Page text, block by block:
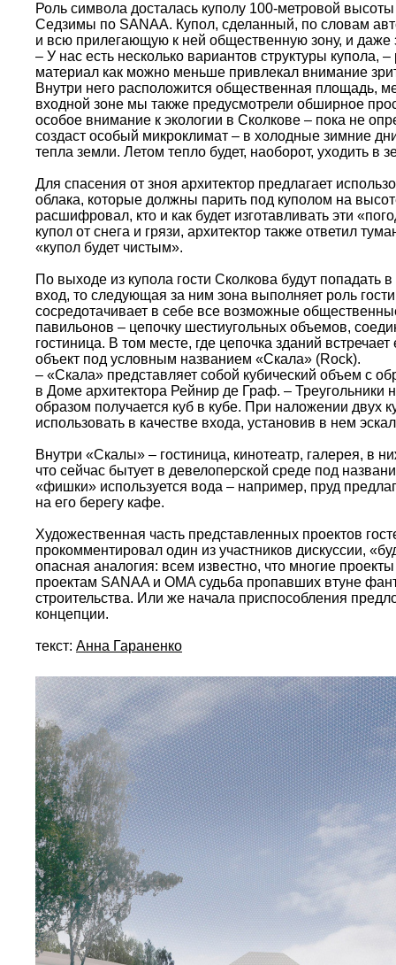
Роль символа досталась куполу 100-метровой
Седзимы по SANAA. Купол, сделанный, по словам
и всю прилегающую к ней общественную зону, и
– У нас есть несколько вариантов структуры
материал как можно меньше привлекал внимание
Внутри него расположится общественная площадь,
входной зоне мы также предусмотрели обширное
особое внимание к экологии в Сколкове – пока не
создаст особый микроклимат – в холодные зимние
тепла земли. Летом тепло будет, наоборот, уходить в
Для спасения от зноя архитектор предлагает
облака, которые должны парить под куполом на
расшифровал, кто и как будет изготавливать эти
купол от снега и грязи, архитектор также ответил
«купол будет чистым».
По выходе из купола гости Сколкова будут
вход, то следующая за ним зона выполняет роль
сосредотачивает в себе все возможные
павильонов – цепочку шестиугольных объемов,
гостиница. В том месте, где цепочка зданий
объект под условным названием «Скала» (Rock).
– «Скала» представляет собой кубический объем с
в Доме архитектора Рейнир де Граф. – Треугольники
образом получается куб в кубе. При наложении
использовать в качестве входа, установив в нем
Внутри «Скалы» – гостиница, кинотеатр, галерея, в
что сейчас бытует в девелоперской среде под
«фишки» используется вода – например, пруд
на его берегу кафе.
Художественная часть представленных проектов
прокомментировал один из участников дискуссии,
опасная аналогия: всем известно, что многие
проектам SANAA и OMA судьба пропавших втуне
строительства. Или же начала приспособления
концепции.
текст: Анна Гараненко